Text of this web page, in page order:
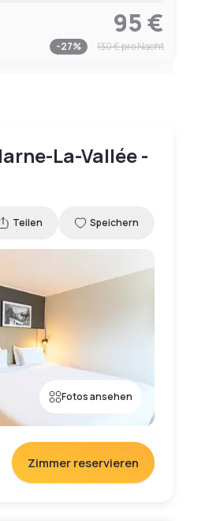
95 €
-27% 130 €pro Nacht
La-Vallée -
Teilen Speichern
Fotos ansehen
Zimmer reservieren